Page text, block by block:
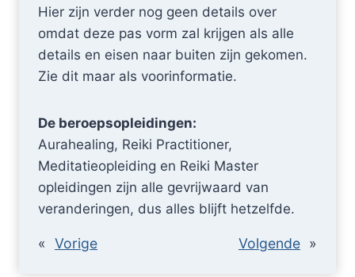
Hier zijn verder nog geen details over
omdat deze pas vorm zal krijgen als alle
details en eisen naar buiten zijn gekomen.
Zie dit maar als voorinformatie.
De beroepsopleidingen:
Aurahealing, Reiki Practitioner,
Meditatieopleiding en Reiki Master
opleidingen zijn alle gevrijwaard van
veranderingen, dus alles blijft hetzelfde.
« Vorige Volgende »